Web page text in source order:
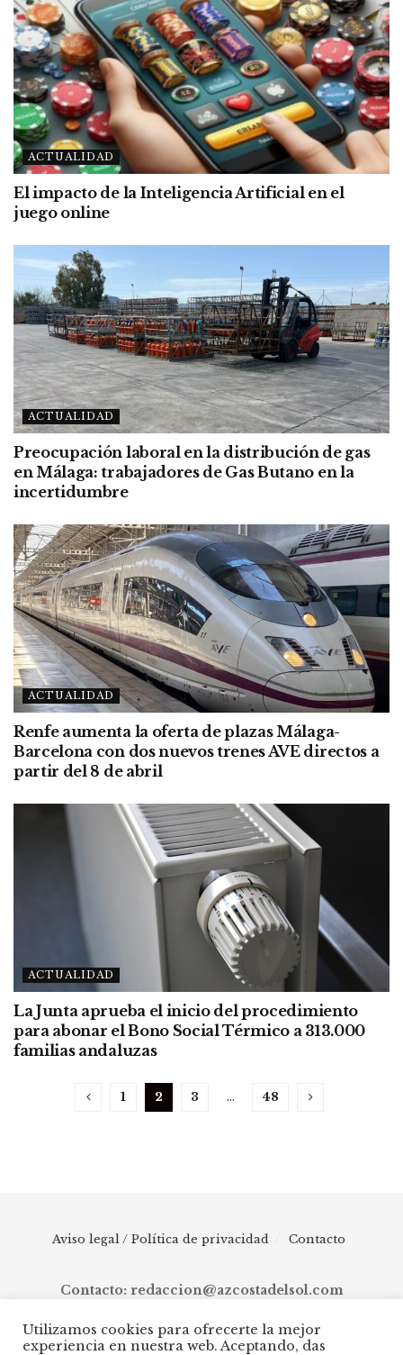
ACTUALIDAD
El impacto de la Inteligencia Artificial en el
juego online
ACTUALIDAD
Preocupación laboral en la distribución de gas
en Málaga: trabajadores de Gas Butano en la
incertidumbre
ACTUALIDAD
Renfe aumenta la oferta de plazas Málaga-
Barcelona con dos nuevos trenes AVE directos a
partir del 8 de abril
ACTUALIDAD
La Junta aprueba el inicio del procedimiento
para abonar el Bono Social Térmico a 313.000
familias andaluzas
1 2 3 … 48
Aviso legal / Política de privacidad Contacto
Contacto: redaccion@azcostadelsol.com
© 2025 AZ Costa del Sol - Diario digital de Málaga capital hasta
Utilizamos cookies para ofrecerte la mejor
experiencia en nuestra web. Aceptando, das